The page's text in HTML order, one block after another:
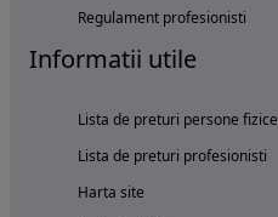
Regulament profesionisti
Informatii utile
Lista de preturi persone fizice
Lista de preturi profesionisti
Harta site